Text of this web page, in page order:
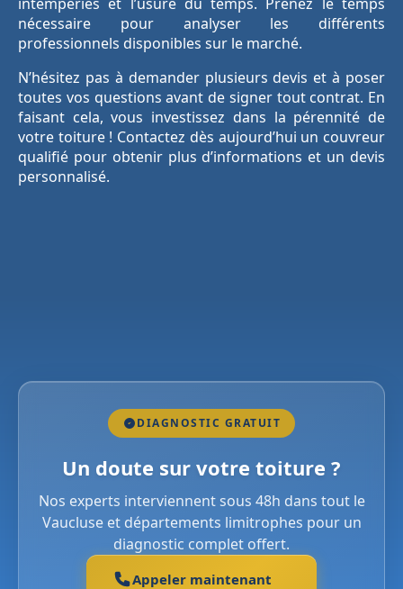
nécessaire pour analyser les différents
professionnels disponibles sur le marché.
N’hésitez pas à demander plusieurs devis et à poser
toutes vos questions avant de signer tout contrat. En
faisant cela, vous investissez dans la pérennité de
votre toiture ! Contactez dès aujourd’hui un couvreur
qualifié pour obtenir plus d’informations et un devis
personnalisé.
DIAGNOSTIC GRATUIT
Un doute sur votre toiture ?
Nos experts interviennent sous 48h dans tout le
Vaucluse et départements limitrophes pour un
diagnostic complet offert.
Appeler maintenant